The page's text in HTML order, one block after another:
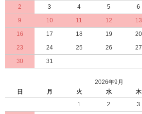
2
3 4 5 6
9
10 11 12 13
16
17 18 19 20
23
24 25 26 27
30
31
2026年9月
日
月 火 水 木
1
2 3